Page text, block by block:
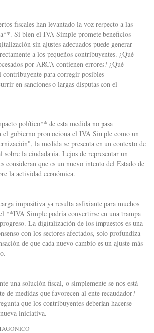
fiscales han levantado la voz respecto a las
Si bien el IVA Simple promete beneficios
sin ajustes adecuados puede generar
a los pequeños contribuyentes. ¿Qué
por ARCA contienen errores? ¿Qué
contribuyente para corregir posibles
en sanciones o largas disputas con el
político** de esta medida no pasa
el gobierno promociona el IVA Simple como un
la medida se presenta en un contexto de
sobre la ciudadanía. Lejos de representar un
consideran que es un nuevo intento del Estado de
la actividad económica.
impositiva ya resulta asfixiante para muchos
**IVA Simple podría convertirse en una trampa
La digitalización de los impuestos es una
con los sectores afectados, solo profundiza
de que cada nuevo cambio es un ajuste más
una solución fiscal, o simplemente se nos está
de medidas que favorecen al ente recaudador?
que los contribuyentes deberían hacerse
iniciativa.